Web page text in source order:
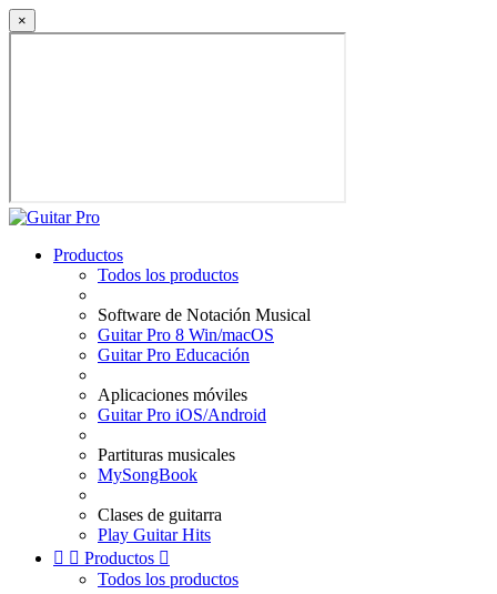
×
Productos
Todos los productos
Software de Notación Musical
Guitar Pro 8 Win/macOS
Guitar Pro Educación
Aplicaciones móviles
Guitar Pro iOS/Android
Partituras musicales
MySongBook
Clases de guitarra
Play Guitar Hits
  Productos 
Todos los productos